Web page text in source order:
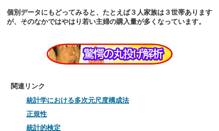
個別データにもどってみると、たとえば３人家族は３世帯あります
が、そのなかではやはり若い主婦の購入量が多くなっています。
関連リンク
統計学における多次元尺度構成法
正規性
統計的検定